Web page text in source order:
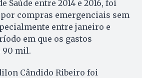
Saúde entre 2014 e 2016, foi
compras emergenciais sem
entre janeiro e
em que os gastos
90 mil.
Cândido Ribeiro foi